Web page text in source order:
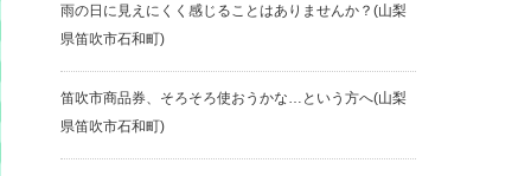
雨の日に見えにくく感じることはありませんか？(山梨
県笛吹市石和町)
笛吹市商品券、そろそろ使おうかな…という方へ(山梨
県笛吹市石和町)